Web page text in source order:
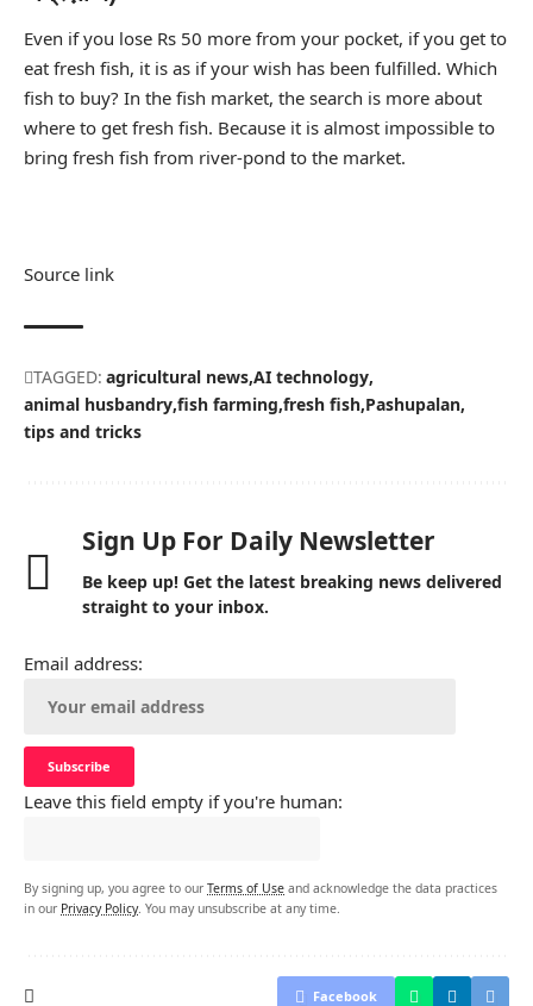
Even if you lose Rs 50 more from your pocket, if you get to
eat fresh fish, it is as if your wish has been fulfilled. Which
fish to buy? In the fish market, the search is more about
where to get fresh fish. Because it is almost impossible to
bring fresh fish from river-pond to the market.
Source link
TAGGED: agricultural news AI technology
animal husbandry fish farming fresh fish Pashupalan
tips and tricks
Sign Up For Daily Newsletter
Be keep up! Get the latest breaking news delivered
straight to your inbox.
Email address:
Leave this field empty if you're human:
By signing up, you agree to our Terms of Use and acknowledge the data practices
in our Privacy Policy. You may unsubscribe at any time.
Facebook